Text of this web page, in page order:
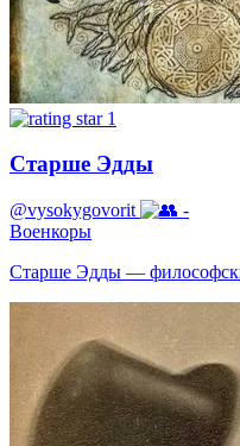
1
Старше Эдды
@vysokygovorit
-
Военкоры
Старше Эдды —